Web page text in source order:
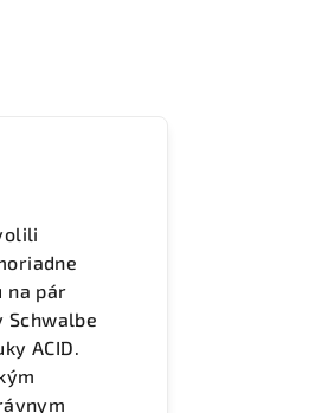
na pár
Schwalbe
ACID.